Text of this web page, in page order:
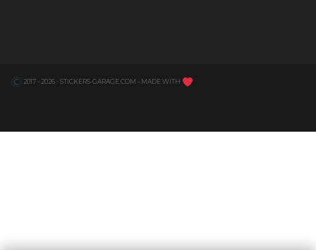
2017 - 2026 - STICKERS-GARAGE.COM - MADE WITH